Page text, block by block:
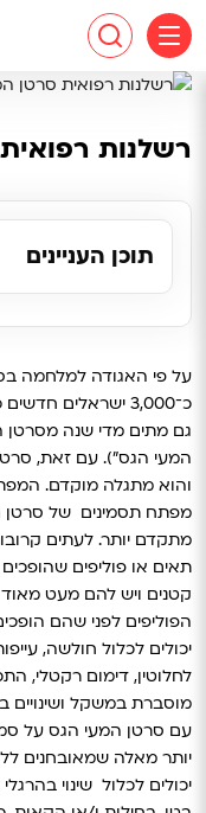
רשלנות
תוכן העניינים
על פי האגודה למלחמה
כ־3,000 ישראלים
גם מתים מדי שנה מסרטן
המעי הגס"). עם זאת,
והוא מתגלה מוקדם.
מפתח תסמינים של סרטן
מתקדם יותר. לעתים
תאים או פוליפים
קטנים ויש להם מעט מאוד
הפוליפים לפני שהם
יכולים לכלול חולשה,
לחלוטין, דימום רקטלי,
מוסברת במשקל ושינויים
עם סרטן המעי הגס על
יותר מאלה שמאובחנים
יכולים לכלול שינוי